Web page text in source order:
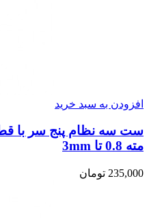
افزودن به سبد خرید
مته 0.8 تا 3mm
235,000 تومان